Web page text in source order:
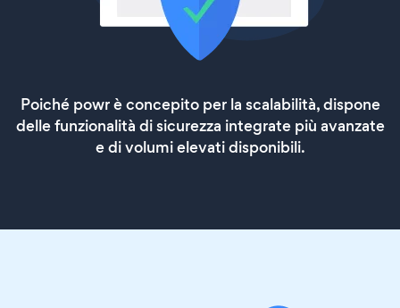
Poiché powr è concepito per la scalabilità, dispone
delle funzionalità di sicurezza integrate più avanzate
e di volumi elevati disponibili.